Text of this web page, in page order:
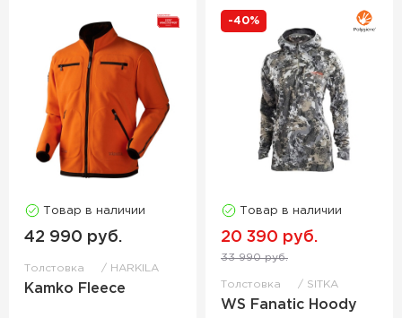
Товар в наличии
42 990 руб.
Толстовка HARKILA
Kamko Fleece
-40%
Товар в наличии
20 390 руб.
33 990 руб.
Толстовка SITKA
WS Fanatic Hoody